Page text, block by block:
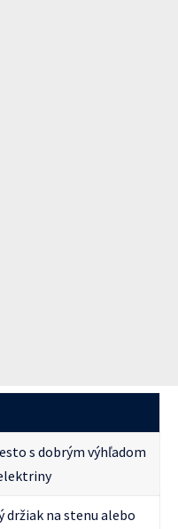
s dobrým výhľadom
držiak na stenu alebo